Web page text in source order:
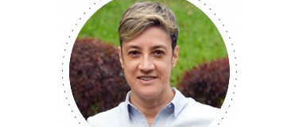
Movilidad Supervisión
Participación Ciudadana
Sistemas de Información Innovación – SIISMED
SIRMED
Transferencia de Tecnología
Educación Continua
Boletines
Documentos para contratación
Certificados contractuales